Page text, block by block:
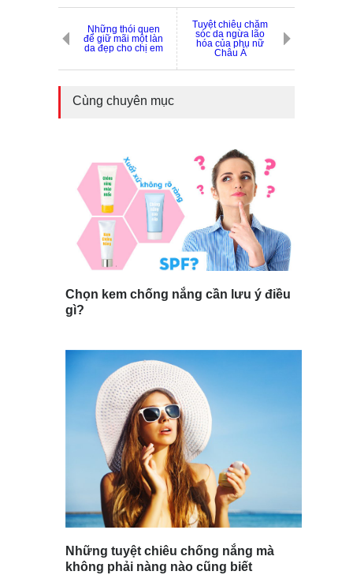
Những thói quen
để giữ mãi một làn
da đẹp cho chị em
Tuyệt chiêu chăm
sóc da ngừa lão
hóa của phụ nữ
Châu Á
Cùng chuyên mục
Chọn kem chống nắng cần lưu ý điều
gì?
Những tuyệt chiêu chống nắng mà
không phải nàng nào cũng biết